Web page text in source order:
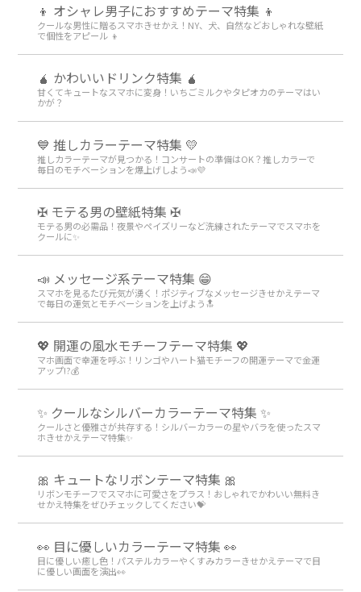
👦 オシャレ男子におすすめテーマ特集 👦
クールな男性に贈るスマホきせかえ！NY、犬、自然などおしゃれな壁紙
で個性をアピール 👦
🧉 かわいいドリンク特集 🧉
甘くてキュートなスマホに変身！いちごミルクやタピオカのテーマはい
かが？
💙 推しカラーテーマ特集 💛
推しカラーテーマが見つかる！コンサートの準備はOK？推しカラーで
毎日のモチベーションを爆上げしよう📣💜
✠ モテる男の壁紙特集 ✠
モテる男の必需品！夜景やペイズリーなど洗練されたテーマでスマホを
クールに✨
📣 メッセージ系テーマ特集 😁
スマホを見るたび元気が湧く！ポジティブなメッセージきせかえテーマ
で毎日の運気とモチベーションを上げよう🔝
💖 開運の風水モチーフテーマ特集 💖
マホ画面で幸運を呼ぶ！リンゴやハート猫モチーフの開運テーマで金運
アップ!?💰
✨ クールなシルバーカラーテーマ特集 ✨
クールさと優雅さが共存する！シルバーカラーの星やバラを使ったスマ
ホきせかえテーマ特集✨
🎀 キュートなリボンテーマ特集 🎀
リボンモチーフでスマホに可愛さをプラス！おしゃれでかわいい無料き
せかえ特集をぜひチェックしてください💝
👀 目に優しいカラーテーマ特集 👀
目に優しい癒し色！パステルカラーやくすみカラーきせかえテーマで目
に優しい画面を演出👀